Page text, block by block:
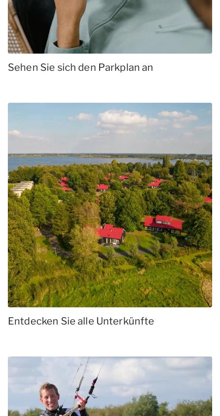
Sehen Sie sich den Parkplan an
Entdecken Sie alle Unterkünfte